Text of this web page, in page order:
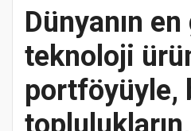
Dünyanın
teknoloji
portföyüyle,